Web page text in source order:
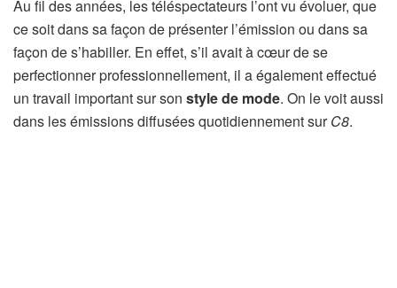
Au fil des années, les téléspectateurs l’ont vu évoluer, que
ce soit dans sa façon de présenter l’émission ou dans sa
façon de s’habiller. En effet, s’il avait à cœur de se
perfectionner professionnellement, il a également effectué
un travail important sur son style de mode. On le voit aussi
dans les émissions diffusées quotidiennement surC8.